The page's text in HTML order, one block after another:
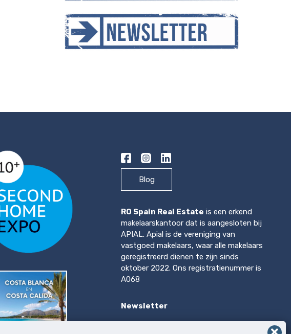
Blog
RO Spain Real Estate is een erkend
makelaarskantoor dat is aangesloten bij
APIAL. Apial is de vereniging van
vastgoed makelaars, waar alle makelaars
geregistreerd dienen te zijn sinds
oktober 2022. Ons registratienummer is
A068
Newsletter